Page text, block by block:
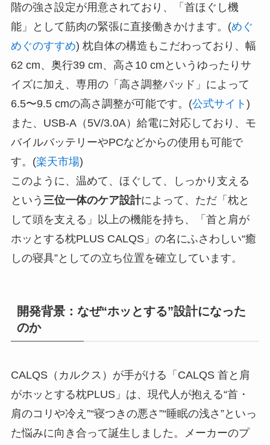
階の強さ設定が用意されており、「首ほぐし機
能」として筋肉の緊張に直接働きかけます。(めぐ
めぐのすすめ) 枕自体の構造もこだわっており、幅
62 cm、奥行39 cm、高さ10 cmというゆったりサ
イズに加え、専用の「高さ調整パッド」によって
6.5〜9.5 cmの高さ調整が可能です。(公式サイト )
また、USB-A（5V/3.0A）給電に対応しており、モ
バイルバッテリーやPCなどからの使用も可能で
す。(楽天市場)
このように、温めて、ほぐして、しっかり支える
という 三位一体のケア設計によって、ただ「枕と
して頭を支える」以上の機能を持ち、「首と肩が
ホッとする枕PLUS CALQS」の名にふさわしい“癒
しの寝具”としての立ち位置を確立しています。
開発背景：なぜ“ホッとする”設計になった
のか
CALQS（カルクス）が手がける「CALQS 首と肩
がホッとする枕PLUS」は、現代人が抱える“首・
肩のコリや冷え”“寝つきの悪さ”“睡眠の浅さ”といっ
た悩みに向き合って誕生しました。メーカーのプ